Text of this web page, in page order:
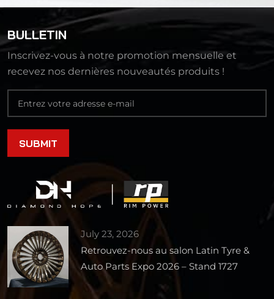
BULLETIN
Inscrivez-vous à notre promotion mensuelle et
recevez nos dernières nouveautés produits !
July 23, 2026
Retrouvez-nous au salon Latin Tyre &
Auto Parts Expo 2026 – Stand 1727